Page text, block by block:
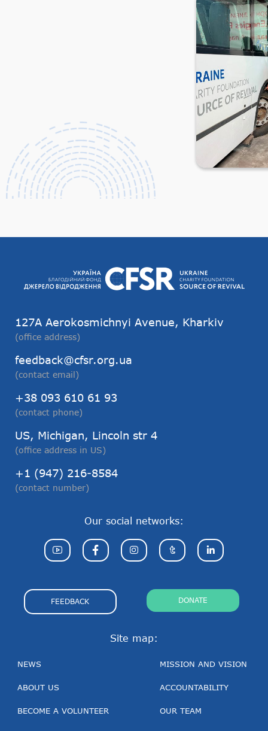
127А Aerokosmichnyi Avenue, Kharkiv
(office address)
feedback@cfsr.org.ua
(contact email)
+38 093 610 61 93
(contact phone)
US, Michigan, Lincoln str 4
(office address in US)
+1 (947) 216-8584
(contact number)
Site map:
NEWS
ABOUT US
BECOME A VOLUNTEER
MISSION AND VISION
ACCOUNTABILITY
OUR TEAM
Our social networks:
FEEDBACK DONATE